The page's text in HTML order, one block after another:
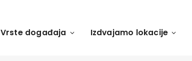
Vrste događaja Izdvajamo lokacije